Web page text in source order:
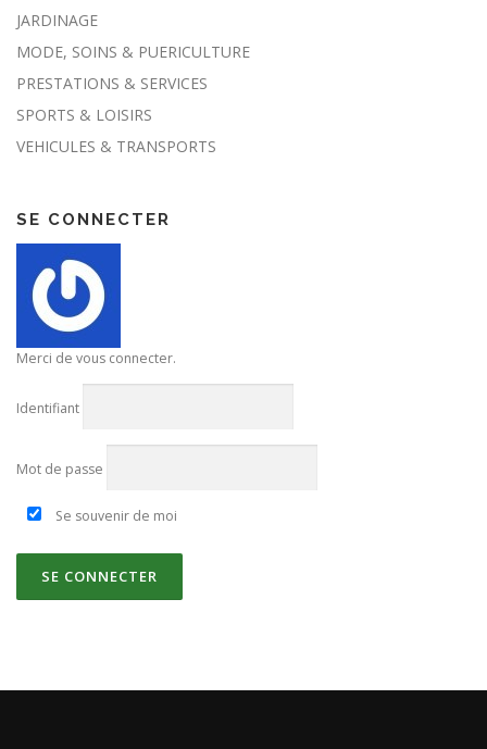
JARDINAGE
MODE, SOINS & PUERICULTURE
PRESTATIONS & SERVICES
SPORTS & LOISIRS
VEHICULES & TRANSPORTS
SE CONNECTER
Merci de vous connecter.
Identifiant
Mot de passe
Se souvenir de moi